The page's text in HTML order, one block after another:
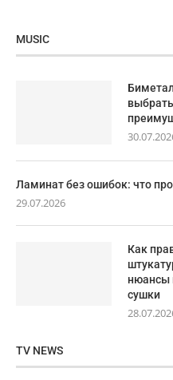
MUSIC
Ламинат без ошибок: что
29.07.2026
Как
нюансы
сушки
TV NEWS